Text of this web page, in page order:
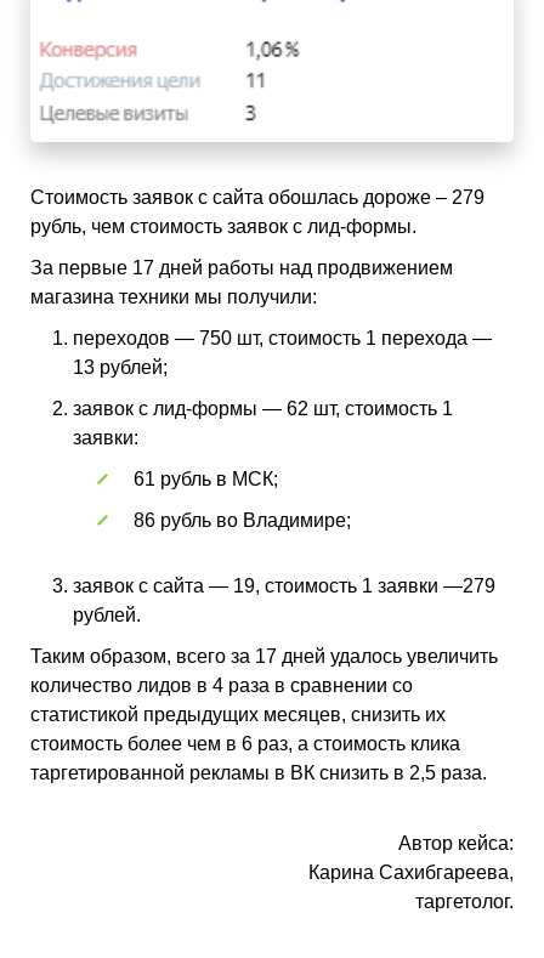
Стоимость заявок с сайта обошлась дороже – 279
рубль, чем стоимость заявок с лид-формы.
За первые 17 дней работы над продвижением
магазина техники мы получили:
переходов — 750 шт, стоимость 1 перехода —
13 рублей;
заявок с лид-формы — 62 шт, стоимость 1
заявки:
61 рубль в МСК;
86 рубль во Владимире;
заявок с сайта — 19, стоимость 1 заявки —279
рублей.
Таким образом, всего за 17 дней удалось увеличить
количество лидов в 4 раза в сравнении со
статистикой предыдущих месяцев, снизить их
стоимость более чем в 6 раз, а стоимость клика
таргетированной рекламы в ВК снизить в 2,5 раза.
Автор кейса:
Карина Сахибгареева,
таргетолог.